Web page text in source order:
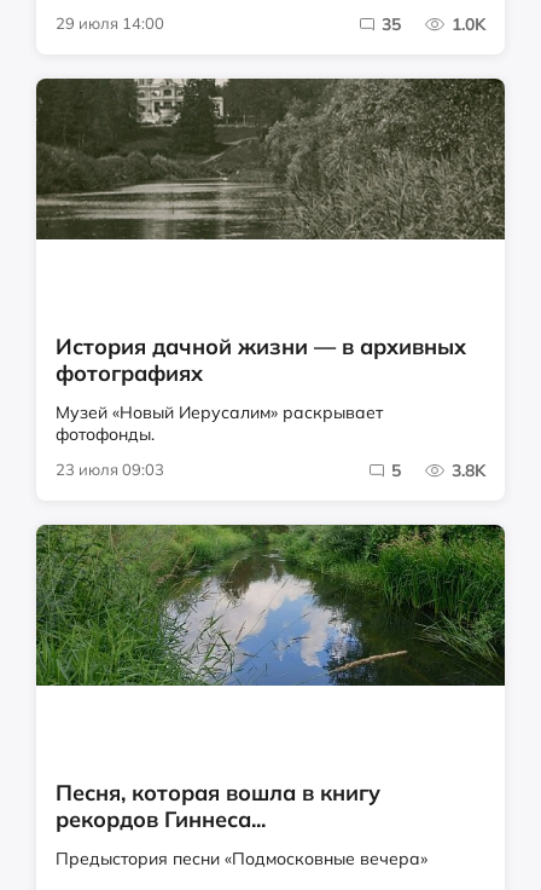
29 июля 14:00 35 1.0K
История дачной жизни — в архивных
фотографиях
Музей «Новый Иерусалим» раскрывает
фотофонды.
23 июля 09:03 5 3.8K
Песня, которая вошла в книгу
рекордов Гиннеса...
Предыстория песни «Подмосковные вечера»